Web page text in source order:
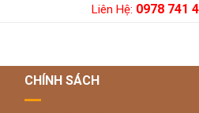
Liên Hệ: 0978 741
CHÍNH SÁCH